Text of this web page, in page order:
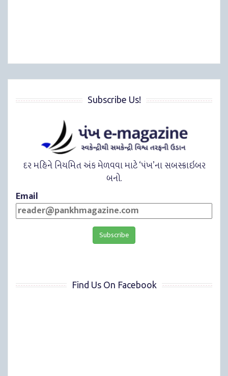
Subscribe Us!
દર મહિને નિયમિત અંક મેળવવા માટે ‘પંખ’ના સબસ્ક્રાઇબર
બનો.
Email
Find Us On Facebook